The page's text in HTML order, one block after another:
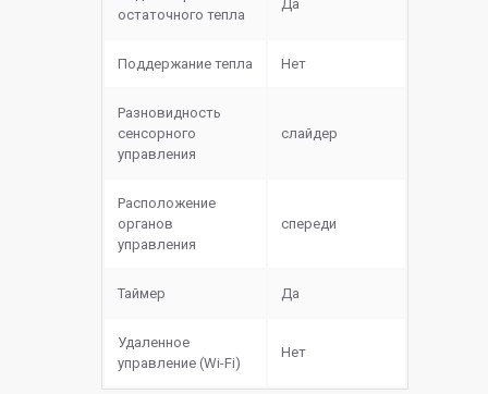
остаточного тепла
Да
Поддержание тепла Нет
Разновидность
сенсорного
управления
слайдер
Расположение
органов
управления
спереди
Таймер Да
Удаленное
управление (Wi-Fi)
Нет